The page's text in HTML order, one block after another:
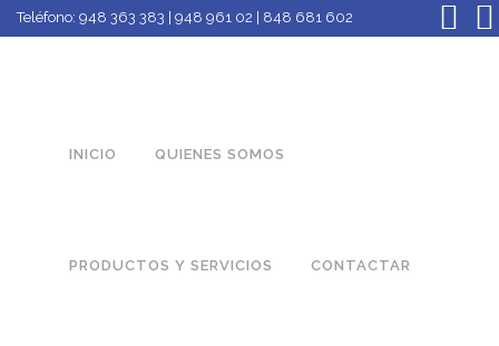
Teléfono: 948 363 383 | 948 961 02 | 848 681 602
INICIO QUIENES SOMOS
PRODUCTOS Y SERVICIOS CONTACTAR